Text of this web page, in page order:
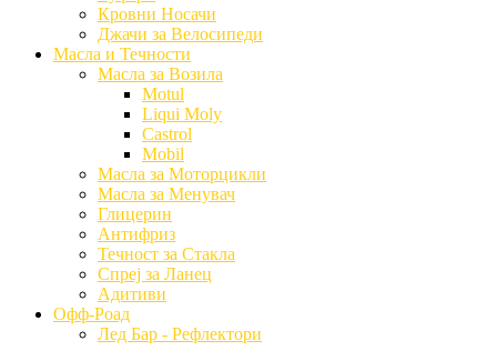
Кровни Носачи
Джачи за Велосипеди
Масла и Течности
Масла за Возила
Motul
Liqui Moly
Castrol
Mobil
Масла за Моторцикли
Масла за Менувач
Глицерин
Антифриз
Течност за Стакла
Спреј за Ланец
Адитиви
Офф-Роад
Лед Бар - Рефлектори